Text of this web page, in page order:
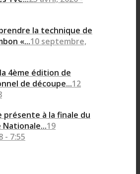
la technique de
«...10 septembre,
4ème édition de
de découpe...12
présente à la finale du
Nationale...19
- 7:55